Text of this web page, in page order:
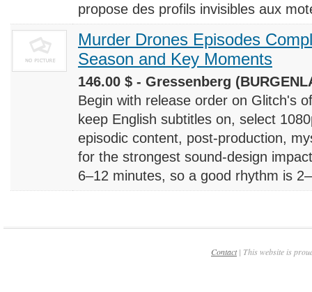
propose des profils invisibles aux
Murder Drones Episodes
Season and Key Moments
146.00 $ - Gressenberg
Begin with release order on Glitch's
keep English subtitles on, select
episodic content, post-production,
for the strongest sound-design
6–12 minutes, so a good rhythm is
Contact| This website is